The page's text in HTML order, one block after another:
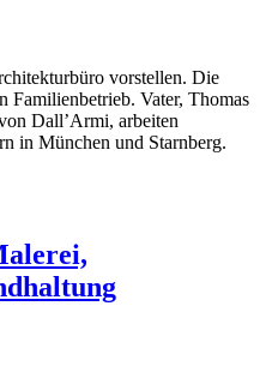
vorstellen. Die
Vater, Thomas
Dall’Armi, arbeiten
in München und Starnberg.